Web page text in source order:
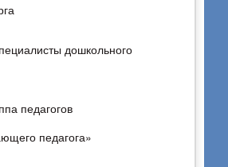
21 корп. 1.
дошкольного
дошкольного
педагогов
педагога»